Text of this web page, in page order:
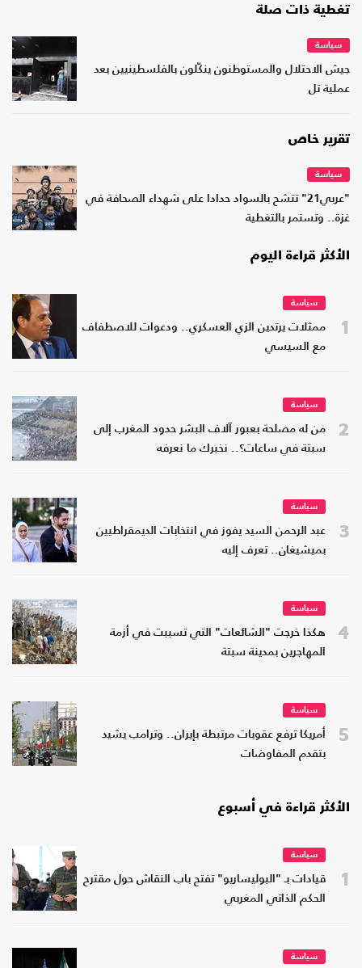
تغطية ذات صلة
سياسة
جيش الاحتلال والمستوطنون ينكّلون بالفلسطينيين بعد
عملية تل
تقرير خاص
سياسة
"عربي21" تتشح بالسواد حدادا على شهداء الصحافة في
غزة.. وتستمر بالتغطية
الأكثر قراءة اليوم
1
سياسة
ممثلات يرتدين الزي العسكري.. ودعوات للاصطفاف
مع السيسي
2
سياسة
من له مصلحة بعبور آلاف البشر حدود المغرب إلى
سبتة في ساعات؟.. نخبرك ما نعرفه
3
سياسة
عبد الرحمن السيد يفوز في انتخابات الديمقراطيين
بميشيغان.. تعرف إليه
4
سياسة
هكذا خرجت "الشائعات" التي تسببت في أزمة
المهاجرين بمدينة سبتة
5
سياسة
أمريكا ترفع عقوبات مرتبطة بإيران.. وترامب يشيد
بتقدم المفاوضات
الأكثر قراءة في أسبوع
1
سياسة
قيادات بـ "البوليساريو" تفتح باب النقاش حول مقترح
الحكم الذاتي المغربي
سياسة